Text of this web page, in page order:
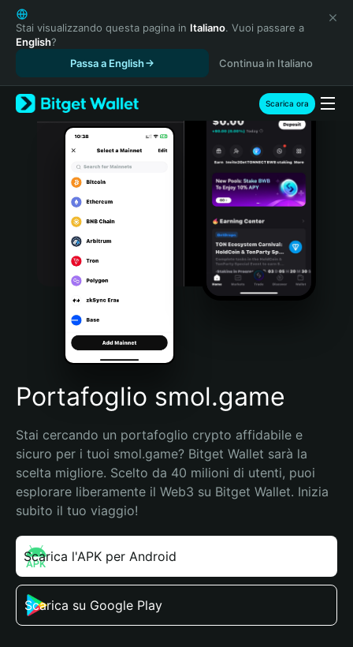
English
日本語
Tiếng Việt
Español (Latinoamérica)
Türkçe
Italiano
Português (Portugal)
Bahasa Indonesia
Português (Brasil)
Español (Argentina)
Stai visualizzando questa pagina in Italiano. Vuoi passare a
English?
Passa a English
Continua in Italiano
Scarica ora
Portafoglio smol.game
Stai cercando un portafoglio crypto affidabile e
sicuro per i tuoi smol.game? Bitget Wallet sarà la
scelta migliore. Scelto da 40 milioni di utenti, puoi
esplorare liberamente il Web3 su Bitget Wallet. Inizia
subito il tuo viaggio!
Scarica l'APK per Android
Scarica su Google Play